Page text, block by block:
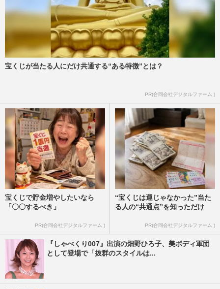
宝くじが当たる人にだけ共通する“ある特徴”とは？
PR(合同会社デジタルファーム )
宝くじで貯金増やしたいなら
「〇〇するべき」
PR(合同会社デジタルファーム )
“宝くじは運じゃなかった”当た
る人の“共通点”を知っただけ
PR(合同会社デジタルファーム )
『しゃべくり007』出演の畑野ひろ子、美ボディ軍団
として登場で「抜群のスタイルは...